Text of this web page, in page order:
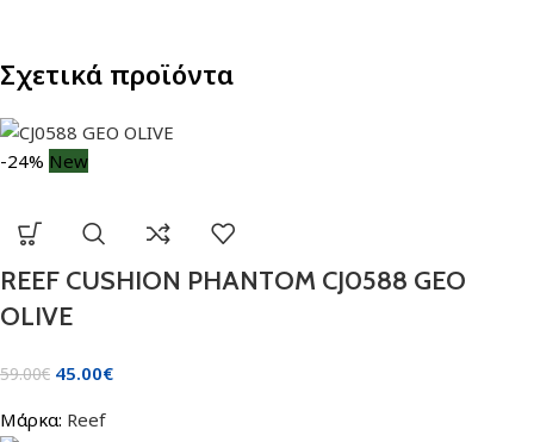
Σχετικά προϊόντα
-24% New
REEF CUSHION PHANTOM CJ0588 GEO
OLIVE
59.00€ 45.00€
Μάρκα: Reef